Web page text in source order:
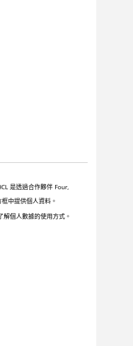
是透過合作夥伴 Four,
中提供個人資料。
解個人數據的使用方式。